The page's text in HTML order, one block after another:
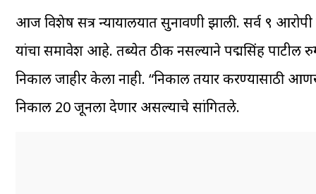
आज विशेष सत्र न्यायालयात सुनावणी झाली. सर्व ९
यांचा समावेश आहे. तब्येत ठीक नसल्याने पद्मसिंह पाटील
निकाल जाहीर केला नाही. “निकाल तयार करण्यासाठी
निकाल 20 जूनला देणार असल्याचे सांगितले.